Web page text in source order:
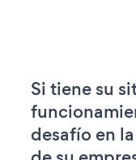
Si tiene su
desafío en